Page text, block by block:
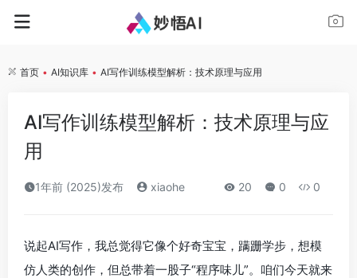
首页 • AI知识库 • AI写作训练模型解析：技术原理与应用
AI写作训练模型解析：技术原理与应
用
1年前 (2025)发布 xiaohe 20 0 0
说起AI写作，我总觉得它像个好奇宝宝，蹒跚学步，想模
仿人类的创作，但总带着一股子“程序味儿”。咱们今天就来